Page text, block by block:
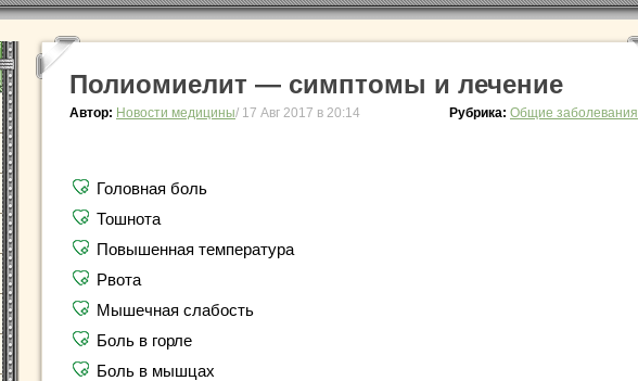
Полиомиелит — симптомы и лечение
Автор: Новости медицины/ 17 Авг 2017 в 20:14 Рубрика: Общие заболевания
Головная боль
Тошнота
Повышенная температура
Рвота
Мышечная слабость
Боль в горле
Боль в мышцах